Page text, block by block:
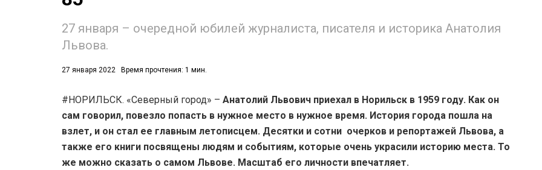
27 января – очередной юбилей журналиста, писателя и историка Анатолия
Львова.
27 января 2022 Время прочтения: 1 мин.
#НОРИЛЬСК. «Северный город» – Анатолий Львович приехал в Норильск в 1959 году. Как он
сам говорил, повезло попасть в нужное место в нужное время. История города пошла на
взлет, и он стал ее главным летописцем. Десятки и сотни очерков и репортажей Львова, а
также его книги посвящены людям и событиям, которые очень украсили историю места. То
же можно сказать о самом Львове. Масштаб его личности впечатляет.